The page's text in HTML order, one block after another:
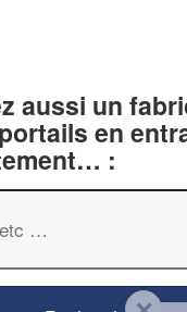
aussi un
en
: